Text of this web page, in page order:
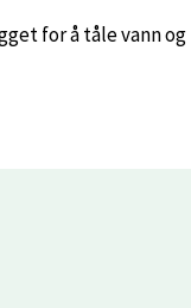
for å tåle vann og